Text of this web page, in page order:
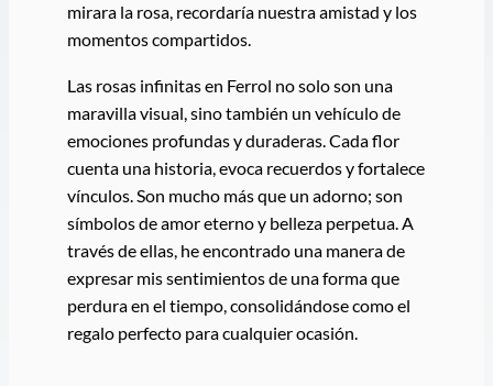
mirara la rosa, recordaría nuestra amistad y los
momentos compartidos.
Las rosas infinitas en Ferrol no solo son una
maravilla visual, sino también un vehículo de
emociones profundas y duraderas. Cada flor
cuenta una historia, evoca recuerdos y fortalece
vínculos. Son mucho más que un adorno; son
símbolos de amor eterno y belleza perpetua. A
través de ellas, he encontrado una manera de
expresar mis sentimientos de una forma que
perdura en el tiempo, consolidándose como el
regalo perfecto para cualquier ocasión.